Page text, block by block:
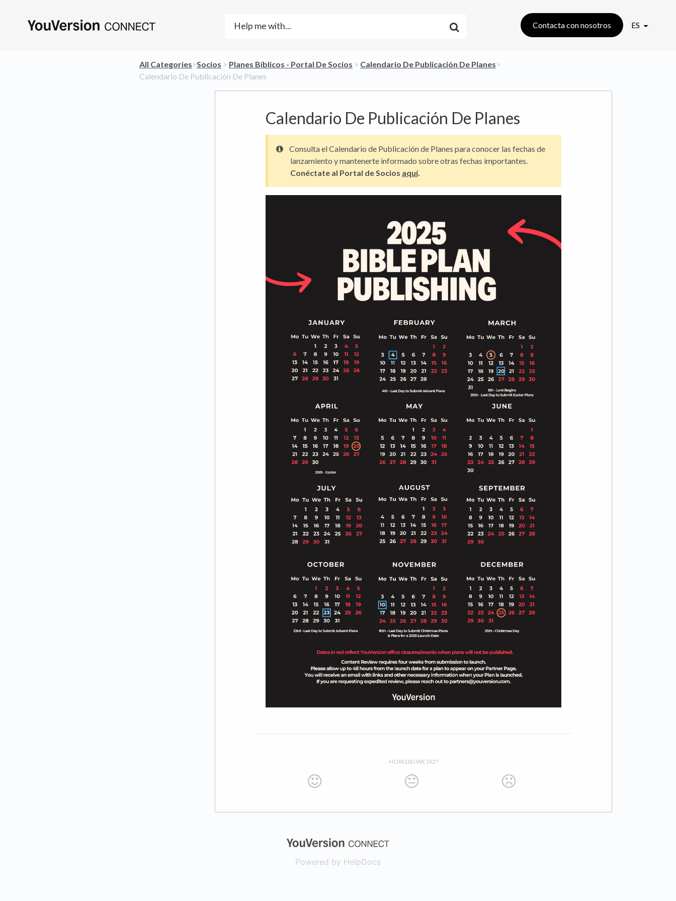
Contacta con nosotros ES
All Categories​>​​Socios ​ > ​ ​Planes Bíblicos - Portal De Socios ​ > ​ ​Calendario De Publicación De Planes​>​
Calendario De Publicación De Planes
Calendario De Publicación De Planes
Consulta el Calendario de Publicación de Planes para conocer las fechas de
lanzamiento y mantenerte informado sobre otras fechas importantes.
Conéctate al Portal de Socios aquí.
HOW DID WE DO?
(opens in a new tab)
Powered by HelpDocs